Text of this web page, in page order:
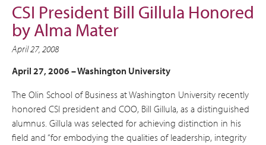
CSI President Bill Gillula Honored
by Alma Mater
April 27, 2008
April 27, 2006 – Washington University
The Olin School of Business at Washington University recently
honored CSI president and COO, Bill Gillula, as a distinguished
alumnus. Gillula was selected for achieving distinction in his
field and “for embodying the qualities of leadership, integrity